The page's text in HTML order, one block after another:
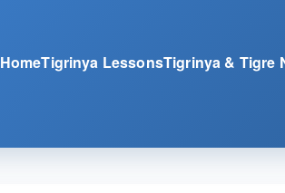
HomeTigrinya LessonsTigrinya & Tigre